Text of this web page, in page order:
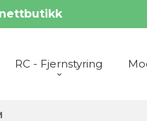
RC - Fjernstyring